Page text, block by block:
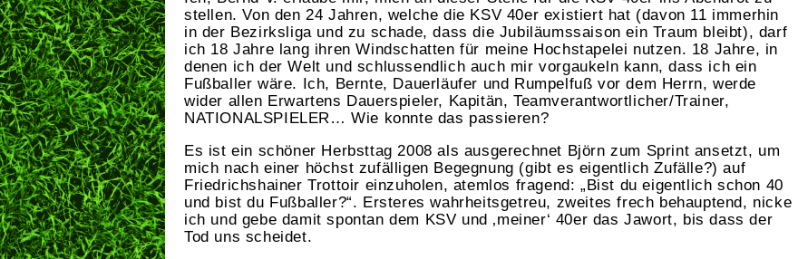
stellen. Von den 24 Jahren, welche die KSV 40er existiert hat (davon 11 immerhin
in der Bezirksliga und zu schade, dass die Jubiläumssaison ein Traum bleibt), darf
ich 18 Jahre lang ihren Windschatten für meine Hochstapelei nutzen. 18 Jahre, in
denen ich der Welt und schlussendlich auch mir vorgaukeln kann, dass ich ein
Fußballer wäre. Ich, Bernte, Dauerläufer und Rumpelfuß vor dem Herrn, werde
wider allen Erwartens Dauerspieler, Kapitän, Teamverantwortlicher/Trainer,
NATIONALSPIELER… Wie konnte das passieren?
Es ist ein schöner Herbsttag 2008 als ausgerechnet Björn zum Sprint ansetzt, um
mich nach einer höchst zufälligen Begegnung (gibt es eigentlich Zufälle?) auf
Friedrichshainer Trottoir einzuholen, atemlos fragend: „Bist du eigentlich schon 40
und bist du Fußballer?“. Ersteres wahrheitsgetreu, zweites frech behauptend, nicke
ich und gebe damit spontan dem KSV und ‚meiner‘ 40er das Jawort, bis dass der
Tod uns scheidet.